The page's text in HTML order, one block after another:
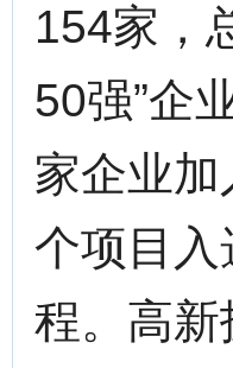
154家，
50强”企
家企业
个项目
程。高